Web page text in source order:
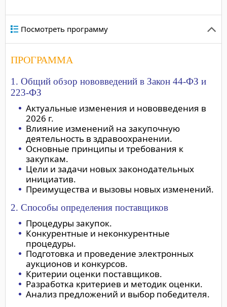
Посмотреть программу
ПРОГРАММА
1. Общий обзор нововведений в Закон 44-ФЗ и
223-ФЗ
Актуальные изменения и нововведения в
2026 г.
Влияние изменений на закупочную
деятельность в здравоохранении.
Основные принципы и требования к
закупкам.
Цели и задачи новых законодательных
инициатив.
Преимущества и вызовы новых изменений.
2. Способы определения поставщиков
Процедуры закупок.
Конкурентные и неконкурентные
процедуры.
Подготовка и проведение электронных
аукционов и конкурсов.
Критерии оценки поставщиков.
Разработка критериев и методик оценки.
Анализ предложений и выбор победителя.